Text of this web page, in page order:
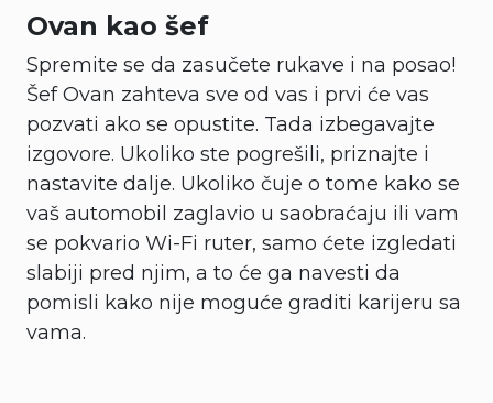
Ovan kao šef
Spremite se da zasučete rukave i na posao!
Šef Ovan zahteva sve od vas i prvi će vas
pozvati ako se opustite. Tada izbegavajte
izgovore. Ukoliko ste pogrešili, priznajte i
nastavite dalje. Ukoliko čuje o tome kako se
vaš automobil zaglavio u saobraćaju ili vam
se pokvario Wi-Fi ruter, samo ćete izgledati
slabiji pred njim, a to će ga navesti da
pomisli kako nije moguće graditi karijeru sa
vama.